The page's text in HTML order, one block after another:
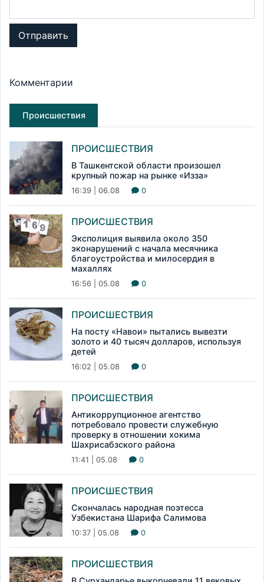
Отправить
Комментарии
Происшествия
ПРОИСШЕСТВИЯ
В Ташкентской области произошел
крупный пожар на рынке «Изза»
16:39 | 06.08 0
ПРОИСШЕСТВИЯ
Эксполиция выявила около 350
эконарушений с начала месячника
благоустройства и милосердия в
махаллях
16:56 | 05.08 0
ПРОИСШЕСТВИЯ
На посту «Навои» пытались вывезти
золото и 40 тысяч долларов, используя
детей
16:02 | 05.08 0
ПРОИСШЕСТВИЯ
Антикоррупционное агентство
потребовало провести служебную
проверку в отношении хокима
Шахрисабзского района
11:41 | 05.08 0
ПРОИСШЕСТВИЯ
Скончалась народная поэтесса
Узбекистана Шарифа Салимова
10:37 | 05.08 0
ПРОИСШЕСТВИЯ